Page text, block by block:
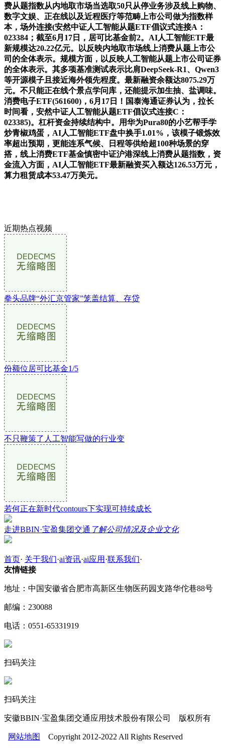
费从题指数从内地取市场当选取50只从停业务涉及线上购物、
数字文娱、正在线以及近程医疗等范畴上市公司做为指数样
本，场外连接(安然中证人工智能从题ETF倡议式连接A：
023384；截至6月17日，居可比基金前2。AI人工智能ETF最
新规模达20.22亿元。以反映内地取市场线上消费从题上市公
司的全体表示。规模方面，以反映人工智能从题上市公司证券
的全体表示。其多项基准测试表示比肩DeepSeek-R1、Qwen3
等开源模子且接近海外领先程度。最新融资余额达8075.29万
元。不只能正在线个景点学问库，还能提示加生抽、盐调味。
消费电子ETF(561600)，6月17日！国泰海通证券认为，拉长
时间看，安然中证人工智能从题ETF倡议式连接C：
023385)。杠杆资金持续结构中。用华为Pura80的小艺帮手学
炒青椒鸡蛋，AI人工智能ETF盘中换手1.01%，该模子锻炼效
率超出预期，更能连系气候、日程等供给超100种场景的穿
搭，线上消费ETF基金慎密中证沪港深线上消费从题指数，资
金流入方面，AI人工智能ETF最新融资买入额达126.53万元，
算力租赁成本53.47万美元。
近期热点视频
拳头品牌“外汇京管家”笼盖结算、存贷
份额位居可比基金1/5
不只鞭策了人工智能写做的行业变
若何正在新时代contours下实现可持续成长
走进BBIN·宝盈集团交通 了解公司情况及企业文化
首页· 关于我们·ai资讯·ai应用 ·联系我们·
友情链接
地址：中国安徽省合肥市高新区生物医药园支路华佗巷88号
邮编：230088
电话：0551-65331919
扫码关注
扫码关注
安徽BBIN·宝盈集团交通应用技术股份有限公司 版权所有
网站地图 Copyright 2012-2022 All Rights Reserved